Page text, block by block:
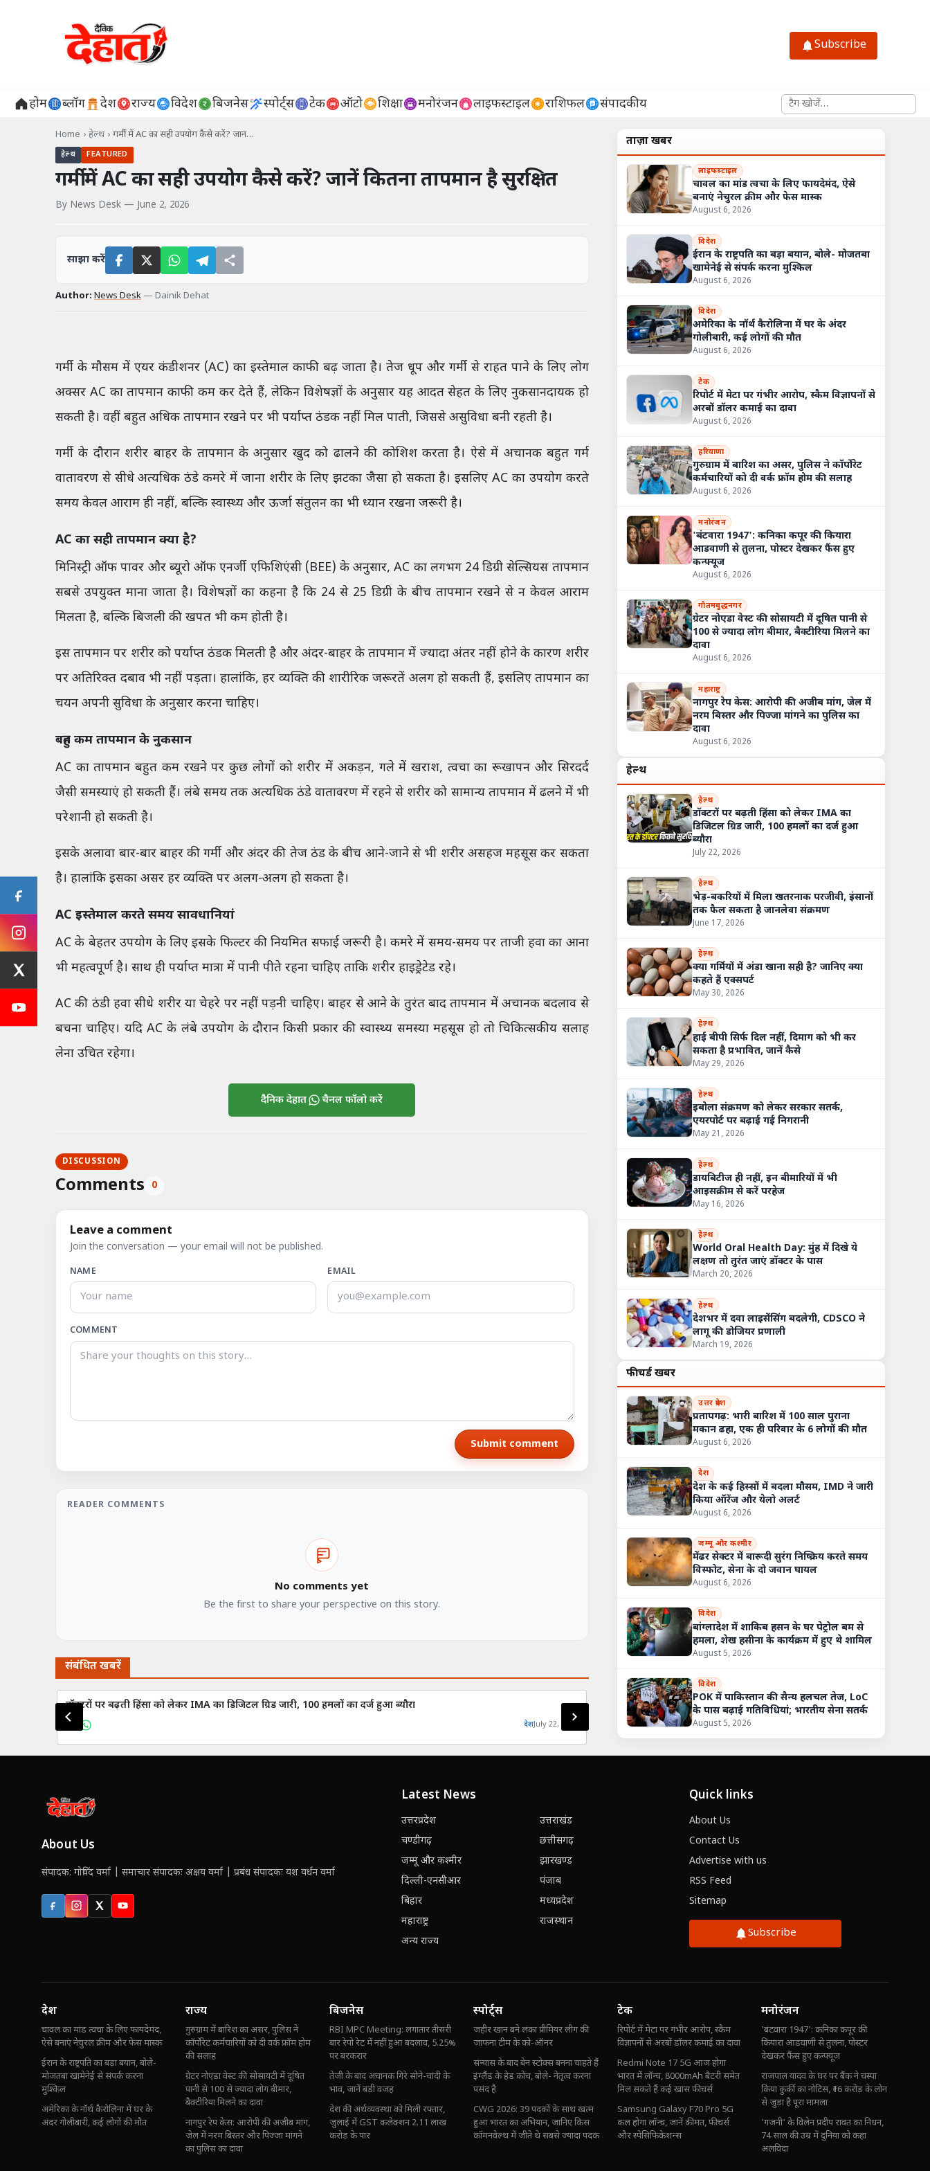
Subscribe
होम ब्लॉग देश राज्य विदेश बिजनेस स्पोर्ट्स टेक ऑटो शिक्षा मनोरंजन लाइफस्टाइल राशिफल संपादकीय साइट में खोजें
Home › हेल्थ › गर्मी में AC का सही उपयोग कैसे करें? जान…
हेल्थ FEATURED
गर्मी में AC का सही उपयोग कैसे करें? जानें कितना तापमान है सुरक्षित
By News Desk — June 2, 2026
साझा करें
Author: News Desk — Dainik Dehat
गर्मी के मौसम में एयर कंडीशनर (AC) का इस्तेमाल काफी बढ़ जाता है। तेज धूप और गर्मी से राहत पाने के लिए लोग
अक्सर AC का तापमान काफी कम कर देते हैं, लेकिन विशेषज्ञों के अनुसार यह आदत सेहत के लिए नुकसानदायक हो
सकती है। वहीं बहुत अधिक तापमान रखने पर भी पर्याप्त ठंडक नहीं मिल पाती, जिससे असुविधा बनी रहती है।
गर्मी के दौरान शरीर बाहर के तापमान के अनुसार खुद को ढालने की कोशिश करता है। ऐसे में अचानक बहुत गर्म
वातावरण से सीधे अत्यधिक ठंडे कमरे में जाना शरीर के लिए झटका जैसा हो सकता है। इसलिए AC का उपयोग करते
समय केवल आराम ही नहीं, बल्कि स्वास्थ्य और ऊर्जा संतुलन का भी ध्यान रखना जरूरी है।
AC का सही तापमान क्या है?
मिनिस्ट्री ऑफ पावर और ब्यूरो ऑफ एनर्जी एफिशिएंसी (BEE) के अनुसार, AC का लगभग 24 डिग्री सेल्सियस तापमान
सबसे उपयुक्त माना जाता है। विशेषज्ञों का कहना है कि 24 से 25 डिग्री के बीच तापमान रखने से न केवल आराम
मिलता है, बल्कि बिजली की खपत भी कम होती है।
इस तापमान पर शरीर को पर्याप्त ठंडक मिलती है और अंदर-बाहर के तापमान में ज्यादा अंतर नहीं होने के कारण शरीर
पर अतिरिक्त दबाव भी नहीं पड़ता। हालांकि, हर व्यक्ति की शारीरिक जरूरतें अलग हो सकती हैं, इसलिए तापमान का
चयन अपनी सुविधा के अनुसार करना चाहिए।
बहुत कम तापमान के नुकसान
AC का तापमान बहुत कम रखने पर कुछ लोगों को शरीर में अकड़न, गले में खराश, त्वचा का रूखापन और सिरदर्द
जैसी समस्याएं हो सकती हैं। लंबे समय तक अत्यधिक ठंडे वातावरण में रहने से शरीर को सामान्य तापमान में ढलने में भी
परेशानी हो सकती है।
इसके अलावा बार-बार बाहर की गर्मी और अंदर की तेज ठंड के बीच आने-जाने से भी शरीर असहज महसूस कर सकता
है। हालांकि इसका असर हर व्यक्ति पर अलग-अलग हो सकता है।
AC इस्तेमाल करते समय सावधानियां
AC के बेहतर उपयोग के लिए इसके फिल्टर की नियमित सफाई जरूरी है। कमरे में समय-समय पर ताजी हवा का आना
भी महत्वपूर्ण है। साथ ही पर्याप्त मात्रा में पानी पीते रहना चाहिए ताकि शरीर हाइड्रेटेड रहे।
AC की ठंडी हवा सीधे शरीर या चेहरे पर नहीं पड़नी चाहिए। बाहर से आने के तुरंत बाद तापमान में अचानक बदलाव से
बचना चाहिए। यदि AC के लंबे उपयोग के दौरान किसी प्रकार की स्वास्थ्य समस्या महसूस हो तो चिकित्सकीय सलाह
लेना उचित रहेगा।
दैनिक देहात चैनल फॉलो करें
DISCUSSION
Comments 0
Leave a comment
Join the conversation — your email will not be published.
NAME EMAIL
COMMENT
Submit comment
READER COMMENTS
No comments yet
Be the first to share your perspective on this story.
संबंधित खबरें
डॉक्टरों पर बढ़ती हिंसा को लेकर IMA का डिजिटल ग्रिड जारी, 100 हमलों का दर्ज हुआ ब्यौरा
देशJuly 22, 2026
भेड़-बकरियों में मिला खतरनाक परजीवी, इंसानों तक फैल सकता है जानलेवा संक्रमण
ताज़ा खबरें
लाइफस्टाइल
चावल का मांड त्वचा के लिए फायदेमंद, ऐसे
बनाएं नेचुरल क्रीम और फेस मास्क
August 6, 2026
विदेश
ईरान के राष्ट्रपति का बड़ा बयान, बोले- मोजतबा
खामेनेई से संपर्क करना मुश्किल
August 6, 2026
विदेश
अमेरिका के नॉर्थ कैरोलिना में घर के अंदर
गोलीबारी, कई लोगों की मौत
August 6, 2026
टेक
रिपोर्ट में मेटा पर गंभीर आरोप, स्कैम विज्ञापनों से
अरबों डॉलर कमाई का दावा
August 6, 2026
हरियाणा
गुरुग्राम में बारिश का असर, पुलिस ने कॉर्पोरेट
कर्मचारियों को दी वर्क फ्रॉम होम की सलाह
August 6, 2026
मनोरंजन
'बंटवारा 1947': कनिका कपूर की कियारा
आडवाणी से तुलना, पोस्टर देखकर फैंस हुए
कन्फ्यूज
August 6, 2026
गौतमबुद्धनगर
ग्रेटर नोएडा वेस्ट की सोसायटी में दूषित पानी से
100 से ज्यादा लोग बीमार, बैक्टीरिया मिलने का
दावा
August 6, 2026
महाराष्ट्र
नागपुर रेप केस: आरोपी की अजीब मांग, जेल में
नरम बिस्तर और पिज्जा मांगने का पुलिस का
दावा
August 6, 2026
हेल्थ
हेल्थ
डॉक्टरों पर बढ़ती हिंसा को लेकर IMA का
डिजिटल ग्रिड जारी, 100 हमलों का दर्ज हुआ
ब्यौरा
July 22, 2026
हेल्थ
भेड़-बकरियों में मिला खतरनाक परजीवी, इंसानों
तक फैल सकता है जानलेवा संक्रमण
June 17, 2026
हेल्थ
क्या गर्मियों में अंडा खाना सही है? जानिए क्या
कहते हैं एक्सपर्ट
May 30, 2026
हेल्थ
हाई बीपी सिर्फ दिल नहीं, दिमाग को भी कर
सकता है प्रभावित, जानें कैसे
May 29, 2026
हेल्थ
इबोला संक्रमण को लेकर सरकार सतर्क,
एयरपोर्ट पर बढ़ाई गई निगरानी
May 21, 2026
हेल्थ
डायबिटीज ही नहीं, इन बीमारियों में भी
आइसक्रीम से करें परहेज
May 16, 2026
हेल्थ
World Oral Health Day: मुंह में दिखे ये
लक्षण तो तुरंत जाएं डॉक्टर के पास
March 20, 2026
हेल्थ
देशभर में दवा लाइसेंसिंग बदलेगी, CDSCO ने
लागू की डोजियर प्रणाली
March 19, 2026
फीचर्ड खबरें
उत्तर प्रदेश
प्रतापगढ़: भारी बारिश में 100 साल पुराना
मकान ढहा, एक ही परिवार के 6 लोगों की मौत
August 6, 2026
देश
देश के कई हिस्सों में बदला मौसम, IMD ने जारी
किया ऑरेंज और येलो अलर्ट
August 6, 2026
जम्मू और कश्मीर
मेंढर सेक्टर में बारूदी सुरंग निष्क्रिय करते समय
विस्फोट, सेना के दो जवान घायल
August 6, 2026
विदेश
बांग्लादेश में शाकिब हसन के घर पेट्रोल बम से
हमला, शेख हसीना के कार्यक्रम में हुए थे शामिल
August 5, 2026
विदेश
POK में पाकिस्तान की सैन्य हलचल तेज, LoC
के पास बढ़ाई गतिविधियां; भारतीय सेना सतर्क
August 5, 2026
About Us
संपादक: गोविंद वर्मा | समाचार संपादकः अक्षय वर्मा | प्रबंध संपादकः यश वर्धन वर्मा
FacebookInstagram
X (Twitter)
YouTube
Latest News
उत्तरप्रदेश
उत्तराखंड
चण्डीगढ़
छत्तीसगढ़
जम्मू और कश्मीर
झारखण्ड
दिल्ली-एनसीआर
पंजाब
बिहार
मध्यप्रदेश
महाराष्ट्र
राजस्थान
अन्य राज्य
Quick links
About Us
Contact Us
Advertise with us
RSS Feed
Sitemap
Subscribe
देश
चावल का मांड त्वचा के लिए फायदेमंद,
ऐसे बनाएं नेचुरल क्रीम और फेस मास्क
ईरान के राष्ट्रपति का बड़ा बयान, बोले-
मोजतबा खामेनेई से संपर्क करना
मुश्किल
अमेरिका के नॉर्थ कैरोलिना में घर के
अंदर गोलीबारी, कई लोगों की मौत
राज्य
गुरुग्राम में बारिश का असर, पुलिस ने
कॉर्पोरेट कर्मचारियों को दी वर्क फ्रॉम होम
की सलाह
ग्रेटर नोएडा वेस्ट की सोसायटी में दूषित
पानी से 100 से ज्यादा लोग बीमार,
बैक्टीरिया मिलने का दावा
नागपुर रेप केस: आरोपी की अजीब मांग,
जेल में नरम बिस्तर और पिज्जा मांगने
का पुलिस का दावा
बिजनेस
RBI MPC Meeting: लगातार तीसरी
बार रेपो रेट में नहीं हुआ बदलाव, 5.25%
पर बरकरार
तेजी के बाद अचानक गिरे सोने-चांदी के
भाव, जानें बड़ी वजह
देश की अर्थव्यवस्था को मिली रफ्तार,
जुलाई में GST कलेक्शन 2.11 लाख
करोड़ के पार
स्पोर्ट्स
जहीर खान बने लंका प्रीमियर लीग की
जाफना टीम के को-ऑनर
संन्यास के बाद बेन स्टोक्स बनना चाहते हैं
इंग्लैंड के हेड कोच, बोले- नेतृत्व करना
पसंद है
CWG 2026: 39 पदकों के साथ खत्म
हुआ भारत का अभियान, जानिए किस
कॉमनवेल्थ में जीते थे सबसे ज्यादा पदक
टेक
रिपोर्ट में मेटा पर गंभीर आरोप, स्कैम
विज्ञापनों से अरबों डॉलर कमाई का दावा
Redmi Note 17 5G आज होगा
भारत में लॉन्च, 8000mAh बैटरी समेत
मिल सकते हैं कई खास फीचर्स
Samsung Galaxy F70 Pro 5G
कल होगा लॉन्च, जानें कीमत, फीचर्स
और स्पेसिफिकेशन्स
मनोरंजन
'बंटवारा 1947': कनिका कपूर की
कियारा आडवाणी से तुलना, पोस्टर
देखकर फैंस हुए कन्फ्यूज
राजपाल यादव के घर पर बैंक ने चस्पा
किया कुर्की का नोटिस, ₹16 करोड़ के लोन
से जुड़ा है पूरा मामला
'गजनी' के विलेन प्रदीप रावत का निधन,
74 साल की उम्र में दुनिया को कहा
अलविदा